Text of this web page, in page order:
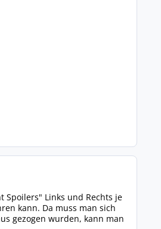
Links und Rechts je
kann. Da muss man sich
gezogen wurden, kann man